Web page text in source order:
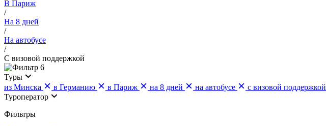
В Париж
/
На 8 дней
/
На автобусе
/
С визовой поддержкой
6
Туры
из Минска
в Германию в Париж на 8 дней на автобусе
с визовой поддержкой
Туроператор
Фильтры